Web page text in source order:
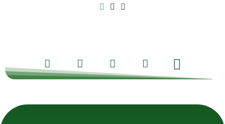
Facebook LinkedIn